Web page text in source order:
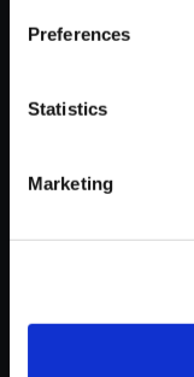
Preferences
Statistics
Marketing
amiibo グレース・